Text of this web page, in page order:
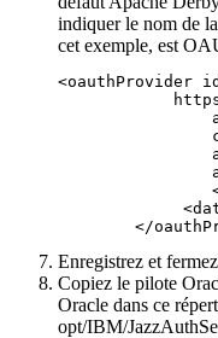
indiquer le nom de
cet exemple, est
<oauthProvider
</
Enregistrez et
Copiez le pilote
Oracle dans ce
opt/IBM/